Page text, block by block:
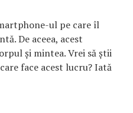
ul pe care îl
De aceea, acest
și mintea. Vrei să știi
face acest lucru? Iată